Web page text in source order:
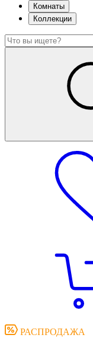
Комнаты
Коллекции
РАСПРОДАЖА